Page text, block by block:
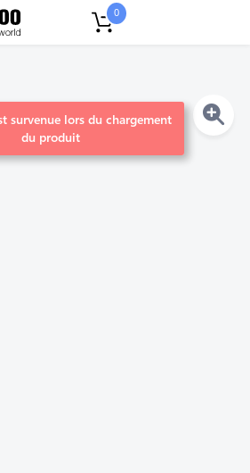
0
survenue lors du chargement
du produit